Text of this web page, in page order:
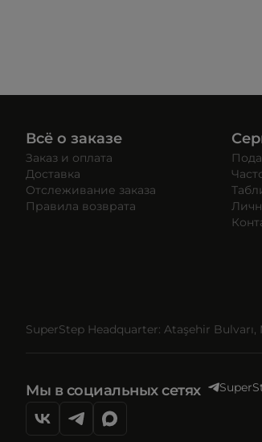
Всё о заказе
Заказ и оплата
Доставка
Отслеживание заказа
Правила возврата
SuperStep Headquarter: Ataşehir
Мы в социальных сетях